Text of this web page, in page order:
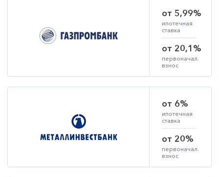
от 5,99%
ипотечная
ставка
от 20,1%
первоначал.
взнос
от 6%
ипотечная
ставка
от 20%
первоначал.
взнос